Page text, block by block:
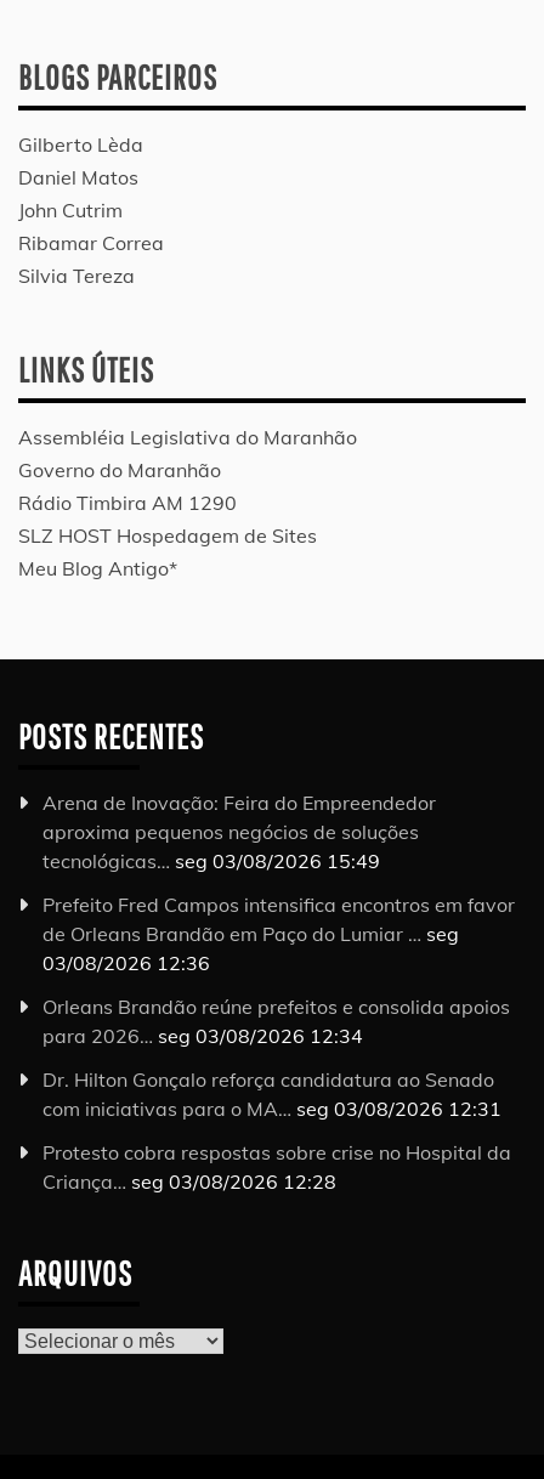
BLOGS PARCEIROS
Gilberto Lèda
Daniel Matos
John Cutrim
Ribamar Correa
Silvia Tereza
LINKS ÚTEIS
Assembléia Legislativa do Maranhão
Governo do Maranhão
Rádio Timbira AM 1290
SLZ HOST Hospedagem de Sites
Meu Blog Antigo*
POSTS RECENTES
Arena de Inovação: Feira do Empreendedor
aproxima pequenos negócios de soluções
tecnológicas… seg 03/08/2026 15:49
Prefeito Fred Campos intensifica encontros em favor
de Orleans Brandão em Paço do Lumiar … seg
03/08/2026 12:36
Orleans Brandão reúne prefeitos e consolida apoios
para 2026… seg 03/08/2026 12:34
Dr. Hilton Gonçalo reforça candidatura ao Senado
com iniciativas para o MA… seg 03/08/2026 12:31
Protesto cobra respostas sobre crise no Hospital da
Criança… seg 03/08/2026 12:28
ARQUIVOS
Arquivos